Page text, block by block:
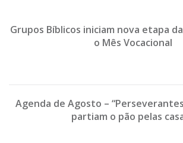
Grupos Bíblicos iniciam nova etapa
o Mês Vocacional
Agenda de Agosto –
partiam o pão pelas